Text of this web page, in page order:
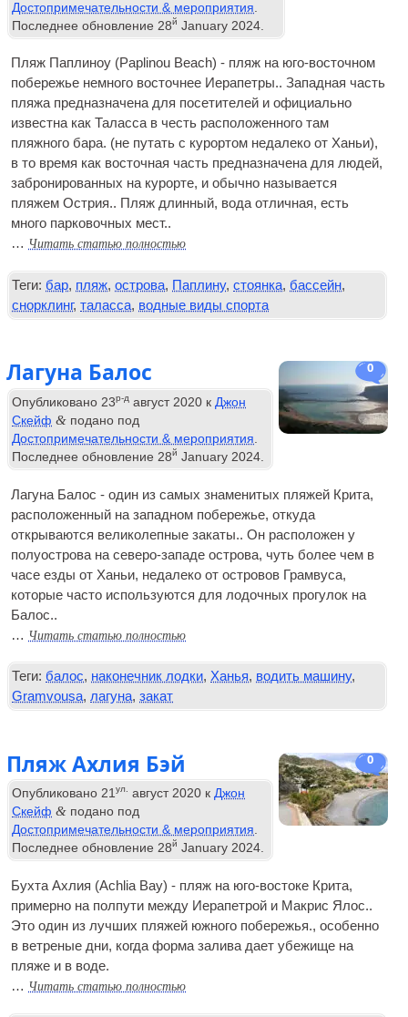
Достопримечательности & мероприятия
Последнее обновление 28й January 2024
Пляж Паплиноу (Paplinou Beach) - пляж на юго-восточном
побережье немного восточнее Иерапетры.. Западная часть
пляжа предназначена для посетителей и официально
известна как Таласса в честь расположенного там
пляжного бара. (не путать с курортом недалеко от Ханьи),
в то время как восточная часть предназначена для людей,
забронированных на курорте, и обычно называется
пляжем Острия.. Пляж длинный, вода отличная, есть
много парковочных мест..
… Читать статью полностью
Теги: бар, пляж,острова, Паплину,стоянка,бассейн,
снорклинг,таласса, водные виды спорта
0
Лагуна Балос
Опубликовано 23р-д август 2020 к Джон
Скейф & подано под
Достопримечательности & мероприятия
Последнее обновление 28й January 2024
Лагуна Балос - один из самых знаменитых пляжей Крита,
расположенный на западном побережье, откуда
открываются великолепные закаты.. Он расположен у
полуострова на северо-западе острова, чуть более чем в
часе езды от Ханьи, недалеко от островов Грамвуса,
которые часто используются для лодочных прогулок на
Балос..
… Читать статью полностью
Теги: балос, наконечник лодки,Ханья, водить машину,
Gramvousa,лагуна,закат
0
Пляж Ахлия Бэй
Опубликовано21ул. август 2020 кДжон
Скейф & подано под
Достопримечательности & мероприятия.
Последнее обновление28й January 2024.
Бухта Ахлия (Achlia Bay) - пляж на юго-востоке Крита,
примерно на полпути между Иерапетрой и Макрис Ялос..
Это один из лучших пляжей южного побережья., особенно
в ветреные дни, когда форма залива дает убежище на
пляже и в воде.
… Читать статью полностью